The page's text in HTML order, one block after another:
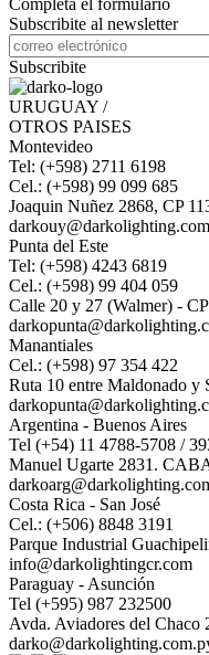
Completá el formulario
Subscribite al newsletter
Subscribite
URUGUAY /
OTROS PAISES
Montevideo
Tel: (+598) 2711 6198
Cel.: (+598) 99 099 685
Joaquin Nuñez 2868, CP
darkouy@darkolighting.com
Punta del Este
Tel: (+598) 4243 6819
Cel.: (+598) 99 404 059
Calle 20 y 27 (Walmer) -
Manantiales
Cel.: (+598) 97 354 422
Ruta 10 entre Maldonado y
Argentina - Buenos Aires
Tel (+54) 11 4788-5708 /
Manuel Ugarte 2831.
Costa Rica - San José
Cel.: (+506) 8848 3191
Parque Industrial
info@darkolightingcr.com
Paraguay - Asunción
Tel (+595) 987 232500
Avda. Aviadores del Chaco